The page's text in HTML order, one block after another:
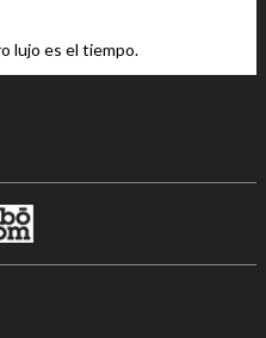
lujo es el tiempo.